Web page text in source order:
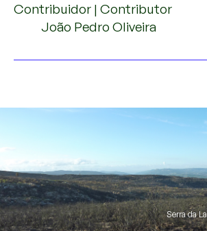
Contribuidor | Contributor
João Pedro Oliveira
Serra da